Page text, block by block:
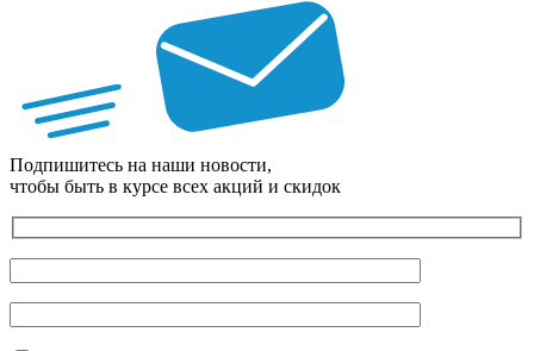
Подпишитесь на наши новости,
чтобы быть в курсе всех акций и скидок